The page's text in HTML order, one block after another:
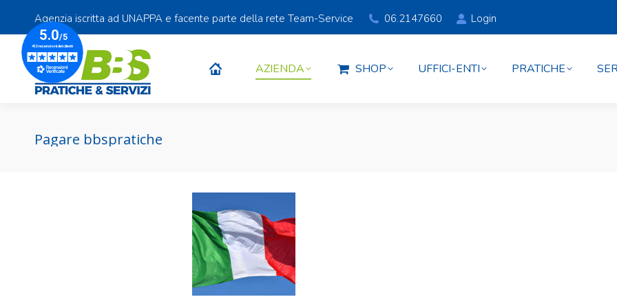
Agenzia iscritta ad UNAPPA e facente parte della rete Team-Service 06.2147660 Login
AZIENDA SHOP UFFICI-ENTI PRATICHE
Pagare bbspratiche
AZIENDA SHOP UFFICI-ENTI